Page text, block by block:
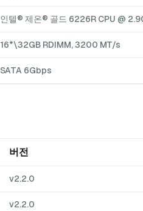
인텔® 제온® 골드 6226R CPU @
16*\32GB RDIMM, 3200 MT/s
SATA 6Gbps
버전
v2.2.0
v2.2.0